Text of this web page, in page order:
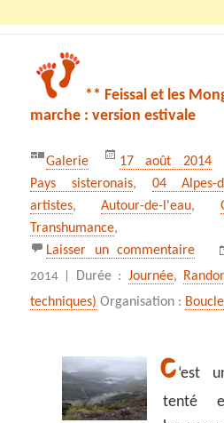
** Feissal et les
marche : version estivale
Format
Galerie
Publié
le
17 août 2014
Pays sisteronais, 04 Alpes-
artistes,Autour-de-l'eau,
Transhumance
Laisser un commentairesur
2014 |
Durée : Journée,
techniques) Organisation : Boucle
C‘est
tenté